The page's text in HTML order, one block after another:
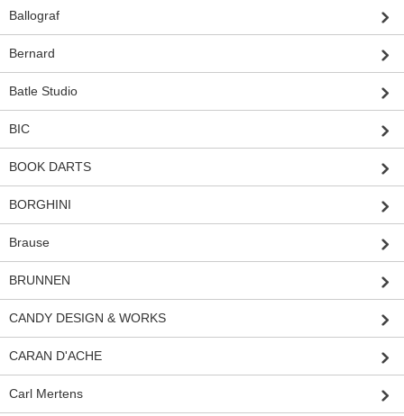
Ballograf
Bernard
Batle Studio
BIC
BOOK DARTS
BORGHINI
Brause
BRUNNEN
CANDY DESIGN & WORKS
CARAN D'ACHE
Carl Mertens